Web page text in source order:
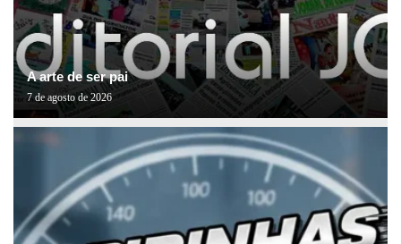
A arte de ser pai
7 de agosto de 2026